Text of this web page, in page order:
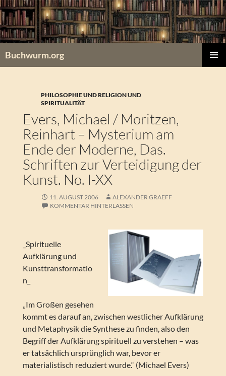
Zum
Inhalt
springen
Buchwurm.org
PHILOSOPHIE UND RELIGION UND
SPIRITUALITÄT
Evers, Michael / Moritzen,
Reinhart – Mysterium am
Ende der Moderne, Das.
Schriften zur Verteidigung der
Kunst. No. I-XX
11. AUGUST 2006
ALEXANDER GRAEFF
KOMMENTAR HINTERLASSEN
_Spirituelle
Aufklärung und
Kunsttransformatio
n_
„Im Großen gesehen
kommt es darauf an, zwischen westlicher Aufklärung
und Metaphysik die Synthese zu finden, also den
Begriff der Aufklärung spirituell zu verstehen – was
er tatsächlich ursprünglich war, bevor er
materialistisch reduziert wurde.“ (Michael Evers)